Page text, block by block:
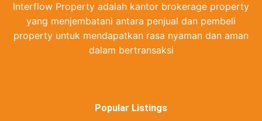
Interflow Property adalah kantor brokerage property
yang menjembatani antara penjual dan pembeli
property untuk mendapatkan rasa nyaman dan aman
dalam bertransaksi
Popular Listings